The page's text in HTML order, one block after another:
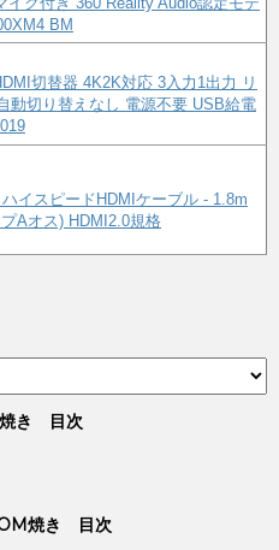
BM
切替器 4K2K対応 3入力1出力 リ
動切り替えなし 電源不要 USB給電
イスピードHDMIケーブル - 1.8m
Aオス) HDMI2.0規格
焼き 目次
焼き 目次